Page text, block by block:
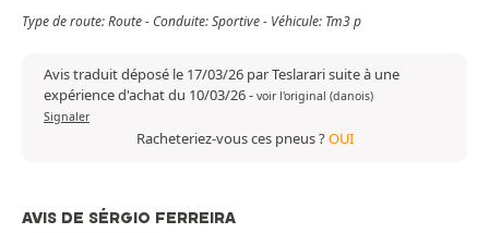
Type de route: Route - Conduite: Sportive - Véhicule: Tm3 p
Avis traduit déposé le 17/03/26 par Teslarari suite à une
expérience d'achat du 10/03/26- voir l'original (danois)
Signaler
Racheteriez-vous ces pneus ?OUI
AVIS DE SÉRGIO FERREIRA